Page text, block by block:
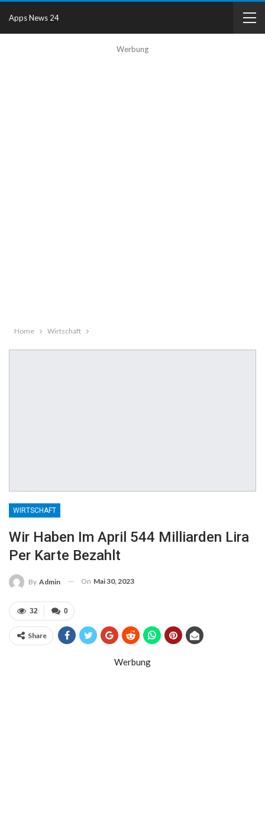
Werbung
Apps News 24
Home Wirtschaft
WIRTSCHAFT
Wir Haben Im April 544 Milliarden Lira
Per Karte Bezahlt
By Admin On Mai 30, 2023
0
32
Share
Werbung